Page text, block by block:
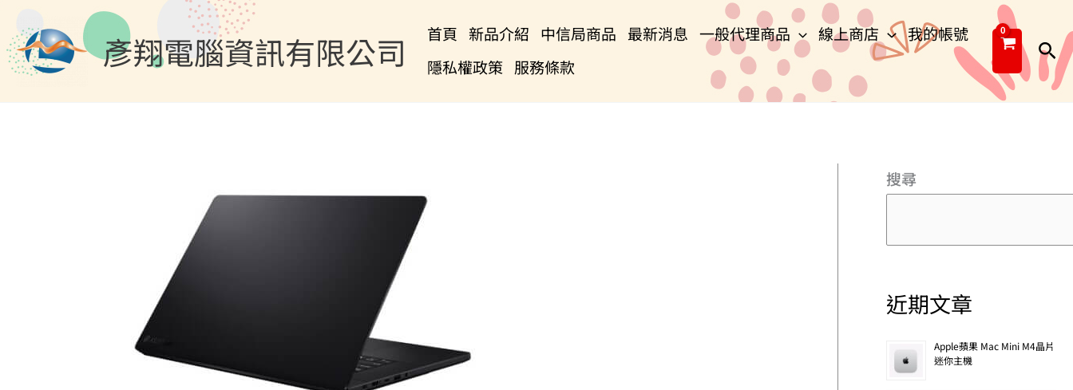
至
主
內
彥翔電腦資訊有限公司 首頁 新品介紹 中信局商品 最新消息 一般代理商品 線上商店
我的帳號
隱私權政策 服務條款
搜
尋
搜尋
近期文章
Apple蘋果 Mac Mini M4晶片
迷你主機